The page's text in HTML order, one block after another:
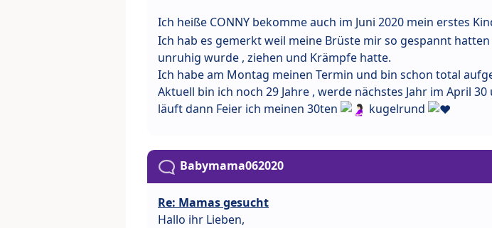
Ich heiße CONNY bekomme auch im Juni 2020 mein erstes
Ich hab es gemerkt weil meine Brüste mir so gespannt
unruhig wurde , ziehen und Krämpfe hatte.
Ich habe am Montag meinen Termin und bin schon total
Aktuell bin ich noch 29 Jahre , werde nächstes Jahr im April
läuft dann Feier ich meinen 30ten
kugelrund
Babymama062020
Re: Mamas gesucht
Hallo ihr Lieben,